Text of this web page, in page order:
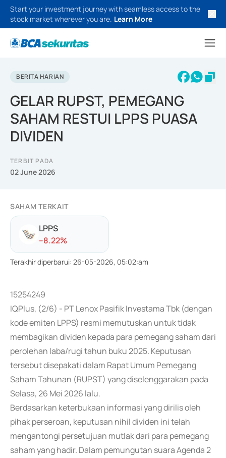
Start your investment journey with seamless access to the
stock market wherever you are. Learn More
BERITA HARIAN
GELAR RUPST, PEMEGANG
SAHAM RESTUI LPPS PUASA
DIVIDEN
TERBIT PADA
02 June 2026
SAHAM TERKAIT
LPPS
--8.22%
Terakhir diperbarui: 26-05-2026, 05:02:am
15254249
IQPlus, (2/6) - PT Lenox Pasifik Investama Tbk (dengan
kode emiten LPPS) resmi memutuskan untuk tidak
membagikan dividen kepada para pemegang saham dari
perolehan laba/rugi tahun buku 2025. Keputusan
tersebut disepakati dalam Rapat Umum Pemegang
Saham Tahunan (RUPST) yang diselenggarakan pada
Selasa, 26 Mei 2026 lalu.
Berdasarkan keterbukaan informasi yang dirilis oleh
pihak perseroan, keputusan nihil dividen ini telah
mengantongi persetujuan mutlak dari para pemegang
saham yang hadir. Dalam pemungutan suara Agenda 2